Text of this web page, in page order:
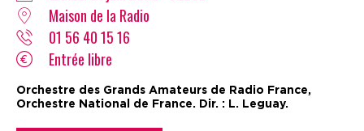
Maison de la Radio
01 56 40 15 16
Entrée libre
Orchestre des Grands Amateurs de Radio France,
Orchestre National de France. Dir. : L. Leguay.